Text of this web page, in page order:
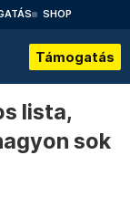
SHOP
Támogatás
lista,
sok